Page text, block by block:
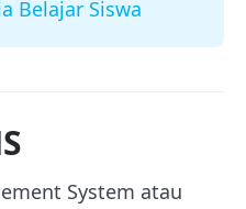
Belajar Siswa
System atau